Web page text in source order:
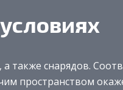
также снарядов.
пространством